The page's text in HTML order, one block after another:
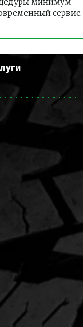
минимум
сервис.